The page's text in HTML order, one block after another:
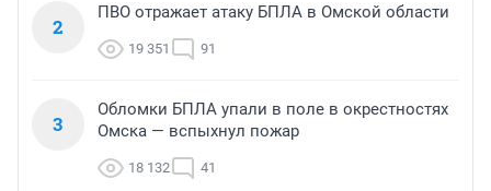
2
ПВО отражает атаку БПЛА в Омской области
19 351 91
3
Обломки БПЛА упали в поле в окрестностях
Омска — вспыхнул пожар
18 132 41